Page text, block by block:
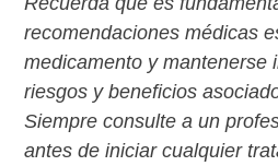
recomendaciones médicas
medicamento y mantenerse
riesgos y beneficios
Siempre consulte a un
antes de iniciar cualquier